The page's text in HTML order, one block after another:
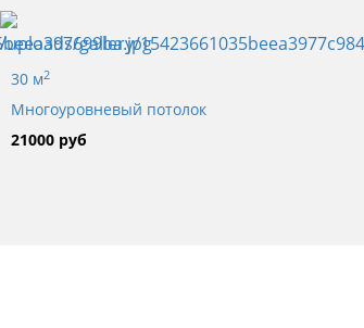
30 м2
Многоуровневый потолок
21000 руб